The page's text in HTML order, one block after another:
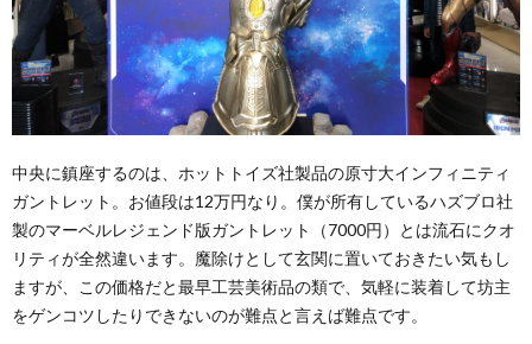
中央に鎮座するのは、ホットトイズ社製品の原寸大インフィニティ
ガントレット。お値段は12万円なり。僕が所有しているハズブロ社
製のマーベルレジェンド版ガントレット（7000円）とは流石にクオ
リティが全然違います。魔除けとして玄関に置いておきたい気もし
ますが、この価格だと最早工芸美術品の類で、気軽に装着して坊主
をゲンコツしたりできないのが難点と言えば難点です。